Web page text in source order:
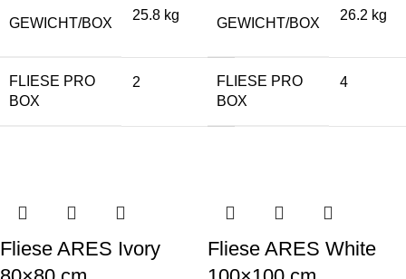
GEWICHT/BOX
25.8 kg
FLIESE PRO
BOX
2
GEWICHT/BOX
26.2 kg
FLIESE PRO
BOX
4
Fliese ARES Ivory
Fliese ARES White